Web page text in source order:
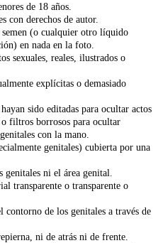
de 18 años.
con derechos de autor.
semen (o cualquier otro líquido
en nada en la foto.
sexuales, reales, ilustrados o
explícitas o demasiado
sido editadas para ocultar actos
o filtros borrosos para ocultar
con la mano.
genitales) cubierta por una
genitales ni el área genital.
transparente o transparente o
de los genitales a través de
ni de atrás ni de frente.